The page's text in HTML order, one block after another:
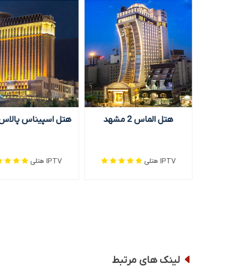
هتل الماس 2 مشهد مارینا پارک کیش
لینک های مرتبط